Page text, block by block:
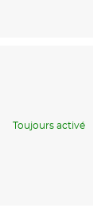
Toujours activé